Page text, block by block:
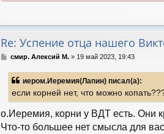
и
Re: Успение отца нашего
С
о
щ
е
н
е
смир. Алексий М.» 19 май 2023, 19:43
иером.Иеремия(Лапин) писал(а):
если корней нет, что можно
о.Иеремия, корни у ВДТ есть. Они
Что-то большее нет смысла для